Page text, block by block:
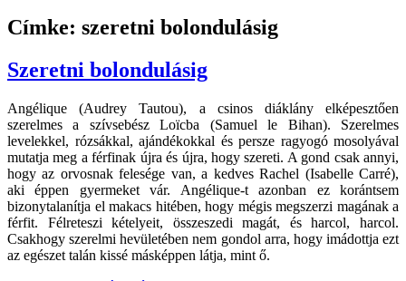
Címke: szeretni bolondulásig
Szeretni bolondulásig
Angélique (Audrey Tautou), a csinos diáklány elképesztően
szerelmes a szívsebész Loïcba (Samuel le Bihan). Szerelmes
levelekkel, rózsákkal, ajándékokkal és persze ragyogó mosolyával
mutatja meg a férfinak újra és újra, hogy szereti. A gond csak annyi,
hogy az orvosnak felesége van, a kedves Rachel (Isabelle Carré),
aki éppen gyermeket vár. Angélique-t azonban ez korántsem
bizonytalanítja el makacs hitében, hogy mégis megszerzi magának a
férfit. Félreteszi kételyeit, összeszedi magát, és harcol, harcol.
Csakhogy szerelmi hevületében nem gondol arra, hogy imádottja ezt
az egészet talán kissé másképpen látja, mint ő.